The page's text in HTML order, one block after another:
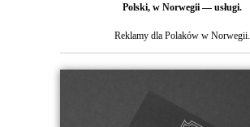
Polski, w Norwegii — usługi.
Reklamy dla Polaków w Norwegii.